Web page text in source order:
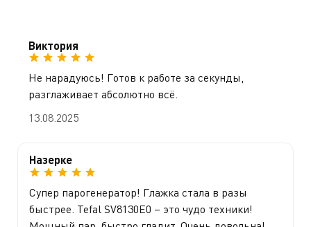
Виктория
Не нарадуюсь! Готов к работе за секунды,
разглаживает абсолютно всё.
13.08.2025
Назерке
Супер парогенератор! Глажка стала в разы
быстрее. Tefal SV8130E0 – это чудо техники!